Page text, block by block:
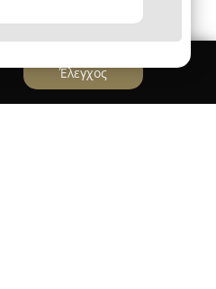
Έλεγχος